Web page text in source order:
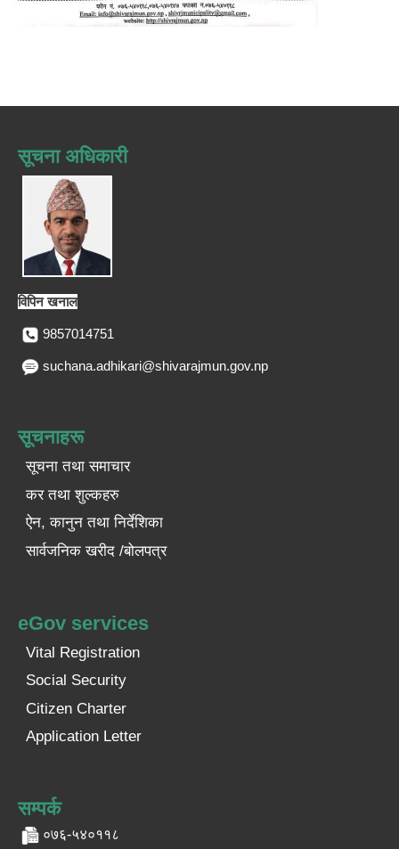
सूचना अधिकारी
विपिन खनाल
9857014751
suchana.adhikari@shivarajmun.gov.np
सूचनाहरू
सूचना तथा समाचार
कर तथा शुल्कहरु
ऐन, कानुन तथा निर्देशिका
सार्वजनिक खरीद /बोलपत्र
eGov services
Vital Registration
Social Security
Citizen Charter
Application Letter
सम्पर्क
०७६-५४०११८